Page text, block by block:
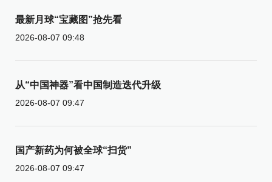
最新月球“宝藏图”抢先看
2026-08-07 09:48
从“中国神器”看中国制造迭代升级
2026-08-07 09:47
国产新药为何被全球“扫货”
2026-08-07 09:47